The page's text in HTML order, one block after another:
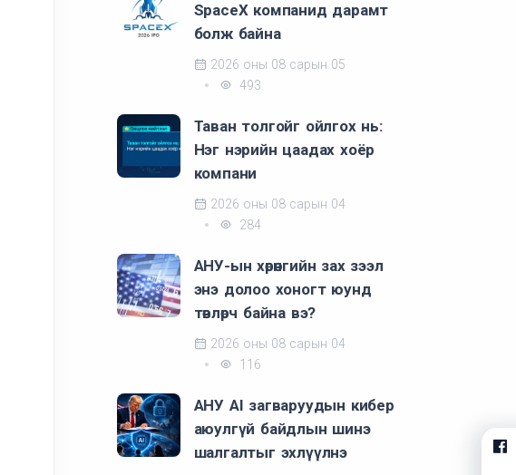
SpaceX компанид дарамт
болж байна
2026 оны 08 сарын 05
493
Таван толгойг ойлгох нь:
Нэг нэрийн цаадах хоёр
компани
2026 оны 08 сарын 04
284
АНУ-ын хөрөнгийн зах зээл
энэ долоо хоногт юунд
төвлөрч байна вэ?
2026 оны 08 сарын 04
116
АНУ AI загваруудын кибер
аюулгүй байдлын шинэ
шалгалтыг эхлүүлнэ